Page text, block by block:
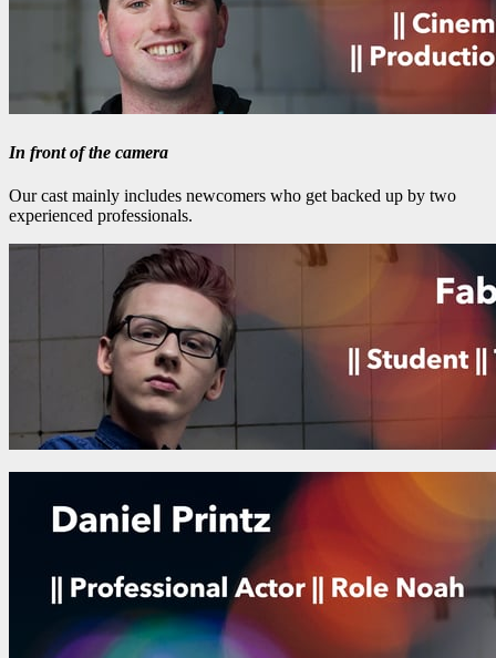
In front of the camera
Our cast mainly includes newcomers who get backed up by two
experienced professionals.